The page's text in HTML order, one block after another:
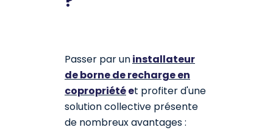
Passer par uninstallateur
de borne de recharge en
copropriétéet profiter d'une
solution collective présente
de nombreux avantages :